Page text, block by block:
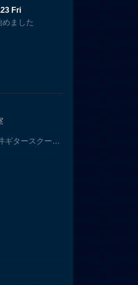
Fri
めました
鎌倉／ゲスト演奏（酒井ギタースクール発表会）